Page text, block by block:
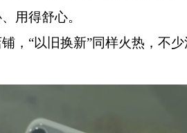
用得舒心。
“以旧换新”同样火热，不少